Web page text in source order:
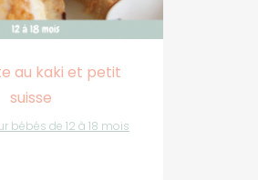
au kaki et petit
suisse
bébés de 12 à 18 mois